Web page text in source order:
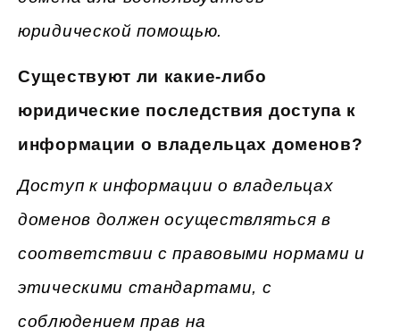
юридической помощью.
Существуют ли какие-либо
юридические последствия доступа к
информации о владельцах доменов?
Доступ к информации о владельцах
доменов должен осуществляться в
соответствии с правовыми нормами и
этическими стандартами, с
соблюдением прав на